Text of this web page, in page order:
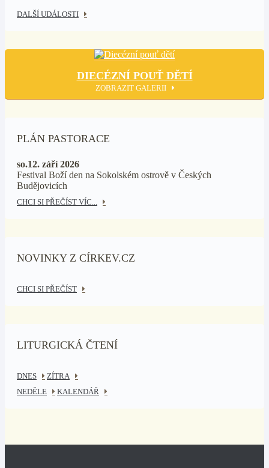
DALŠÍ UDÁLOSTI
DIECÉZNÍ POUŤ DĚTÍ
ZOBRAZIT GALERII
PLÁN PASTORACE
so.12. září 2026
Festival Boží den na Sokolském ostrově v Českých
Budějovicích
CHCI SI PŘEČÍST VÍC...
NOVINKY Z CÍRKEV.CZ
CHCI SI PŘEČÍST
LITURGICKÁ ČTENÍ
DNES
ZÍTRA
NEDĚLE
KALENDÁŘ